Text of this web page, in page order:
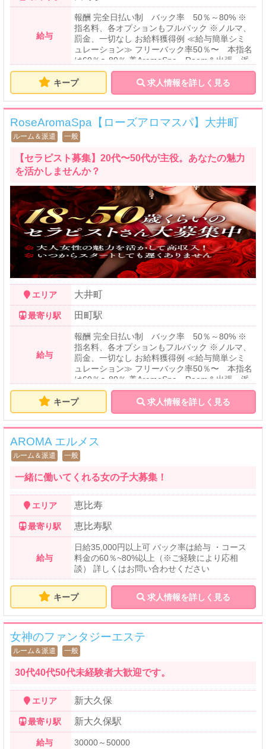
給与
報酬 完全日払い制 バック率 50％～80% ※
指名料、各オプションもフルバック ※ノルマ、
罰金、一切なし お給料獲得例 ≪給与簡単シミ
ュレーション≫ フリーバック率50％〜 本指名
は60％〜80％ 美AromaSpa Room＆出張・派
遣 90分コース… 9,500円-18,400円 120分コー
ス…12,500円-21,600円 180分コース…19,500
円-32,800円 Rosemarry Room＆出張・派遣 9
円-31,200円
キープ 求人情報を詳しく見る
RoseAromaSpa【ローズアロマスパ】大井町
ルーム＆派遣 一般
【セラピスト募集】20代〜50代が主役。あなたの魅力
を活かしませんか？
エリア 大井町
最寄り駅 田町駅
給与
報酬 完全日払い制 バック率 50％～80% ※
指名料、各オプションもフルバック ※ノルマ、
罰金、一切なし お給料獲得例 ≪給与簡単シミ
ュレーション≫ フリーバック率50％〜 本指名
は60％〜80％ 美AromaSpa Room＆出張・派
遣 90分コース… 9,500円-18,400円 120分コー
ス…12,500円-21,600円 180分コース…19,500
円-32,800円 Rosemarry Room＆出張・派遣 9
円-31,200円
キープ 求人情報を詳しく見る
AROMA エルメス
ルーム＆派遣 一般
一緒に働いてくれる女の子大募集！
エリア 恵比寿
最寄り駅 恵比寿駅
給与
日給35,000円以上可 バック率は給与 ・コース
料金の60％~80%以上（※ご経験により応相
談） 詳しくはお問い合わせください
キープ 求人情報を詳しく見る
女神のファンタジーエステ
ルーム＆派遣 一般
30代40代50代未経験者大歓迎です。
エリア 新大久保
最寄り駅 新大久保駅
給与 30000～50000